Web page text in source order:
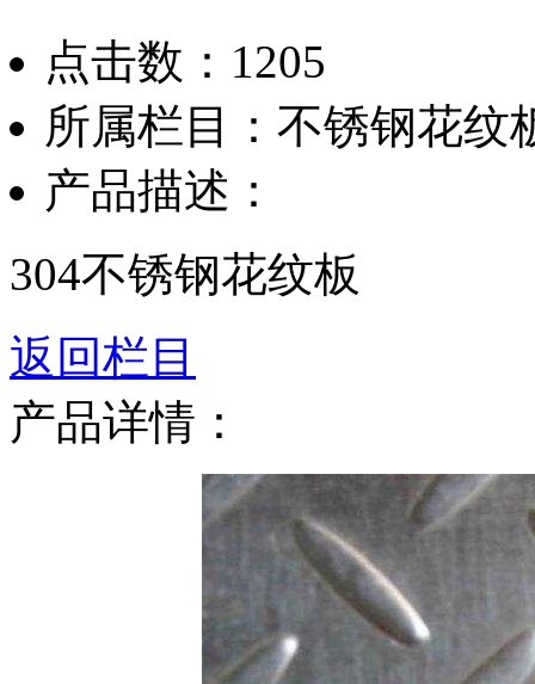
点击数： 1205
所属栏目： 不锈钢花纹
产品描述：
304不锈钢花纹板
返回栏目
产品详情：